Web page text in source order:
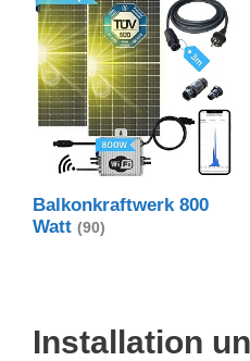
Balkonkraftwerk 800
Watt (90)
Installation